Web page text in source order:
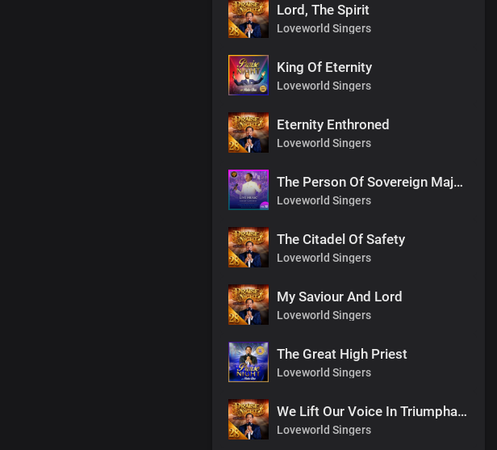
Lord, The Spirit
Loveworld Singers
King Of Eternity
Loveworld Singers
Eternity Enthroned
Loveworld Singers
The Person Of Sovereign Majesty
Loveworld Singers
The Citadel Of Safety
Loveworld Singers
My Saviour And Lord
Loveworld Singers
The Great High Priest
Loveworld Singers
We Lift Our Voice In Triumphant Songs
Loveworld Singers